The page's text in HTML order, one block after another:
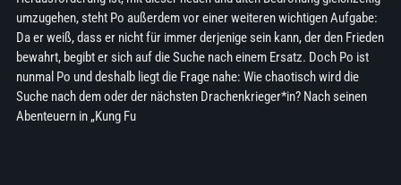
umzugehen, steht Po außerdem vor einer weiteren wichtigen Aufgabe:
Da er weiß, dass er nicht für immer derjenige sein kann, der den Frieden
bewahrt, begibt er sich auf die Suche nach einem Ersatz. Doch Po ist
nunmal Po und deshalb liegt die Frage nahe: Wie chaotisch wird die
Suche nach dem oder der nächsten Drachenkrieger*in? Nach seinen
Abenteuern in „Kung Fu